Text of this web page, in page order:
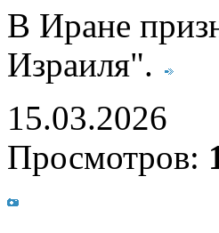
В Иране
Израиля".
15.03.2026
Просмотров: